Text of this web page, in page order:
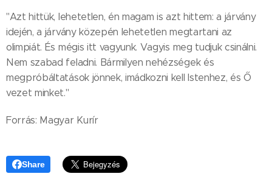
"Azt hittük, lehetetlen, én magam is azt hittem: a járvány
idején, a járvány közepén lehetetlen megtartani az
olimpiát. És mégis itt vagyunk. Vagyis meg tudjuk csinálni.
Nem szabad feladni. Bármilyen nehézségek és
megpróbáltatások jönnek, imádkozni kell Istenhez, és Ő
vezet minket."
Forrás: Magyar Kurír
Share